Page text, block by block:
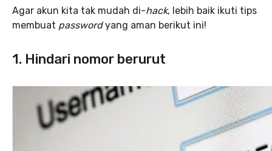
Agar akun kita tak mudah di-hack, lebih baik ikuti tips
membuat passwordyang aman berikut ini!
1. Hindari nomor berurut